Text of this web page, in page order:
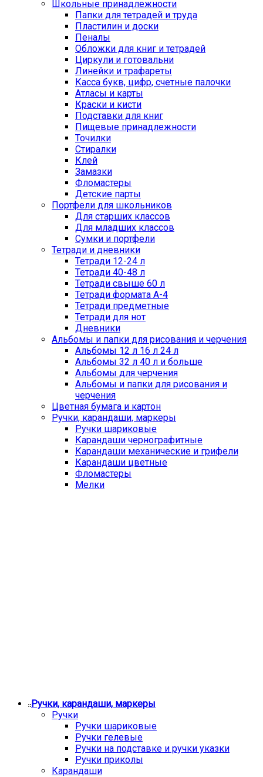
Школьные принадлежности
Папки для тетрадей и труда
Пластилин и доски
Пеналы
Обложки для книг и тетрадей
Циркули и готовальни
Линейки и трафареты
Касса букв, цифр, счетные палочки
Атласы и карты
Краски и кисти
Подставки для книг
Пищевые принадлежности
Точилки
Стиралки
Клей
Замазки
Фломастеры
Детские парты
Портфели для школьников
Для старших классов
Для младших классов
Сумки и портфели
Тетради и дневники
Тетради 12-24 л
Тетради 40-48 л
Тетради свыше 60 л
Тетради формата А-4
Тетради предметные
Тетради для нот
Дневники
Альбомы и папки для рисования и черчения
Альбомы 12 л 16 л 24 л
Альбомы 32 л 40 л и больше
Альбомы для черчения
Альбомы и папки для рисования и
черчения
Цветная бумага и картон
Ручки, карандаши, маркеры
Ручки шариковые
Карандаши чернографитные
Карандаши механические и грифели
Карандаши цветные
Фломастеры
Мелки
Ручки, карандаши, маркеры
Ручки
Ручки шариковые
Ручки гелевые
Ручки на подставке и ручки указки
Ручки приколы
Карандаши